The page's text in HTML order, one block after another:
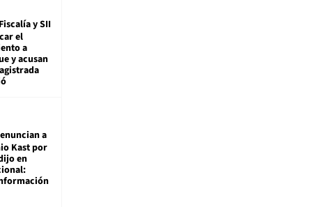
Fiscalía y SII
el
a
y acusan
a
Kast por
en